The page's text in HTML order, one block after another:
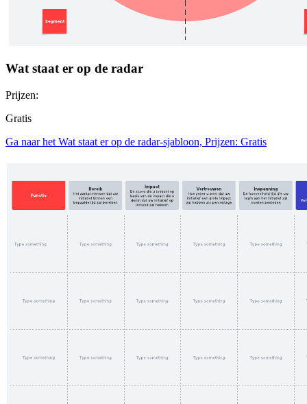
Wat staat er op de radar
Prijzen:
Gratis
Ga naar het Wat staat er op de radar-sjabloon, Prijzen: Gratis